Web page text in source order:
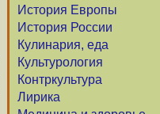
История Европы
История России
Кулинария, еда
Культурология
Контркультура
Лирика